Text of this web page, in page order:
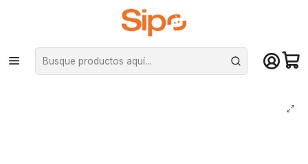
¡Compra hasta mediodía y recibe hoy! De lunes a sábado en el gran
Santiago. Envío gratis desde $29.990
Inicio Computación y Gamers Mouse
Kit Gamer Cougar Deathfire EX, Teclado + Mouse RGB